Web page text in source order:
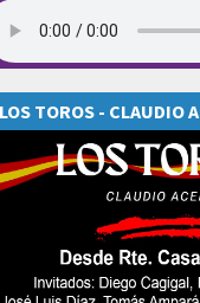
LOS TOROS - CLAUDIO